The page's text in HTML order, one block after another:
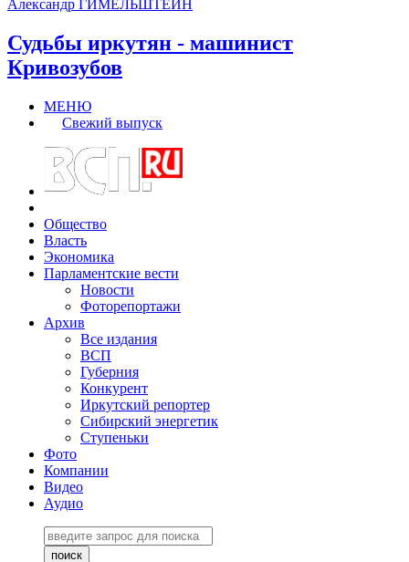
Александр ГИМЕЛЬШТЕЙН
Судьбы иркутян - машинист
Кривозубов
МЕНЮ
Свежий выпуск
Общество
Власть
Экономика
Парламентские вести
Новости
Фоторепортажи
Архив
Все издания
ВСП
Губерния
Конкурент
Иркутский репортер
Сибирский энергетик
Ступеньки
Фото
Компании
Видео
Аудио